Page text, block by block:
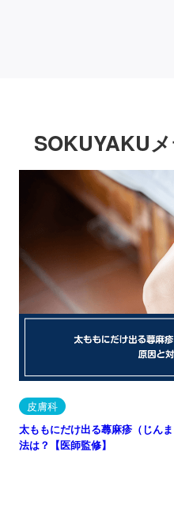
SOKUYAKU
皮膚科
太ももにだけ出る蕁麻疹（じん
法は？【医師監修】